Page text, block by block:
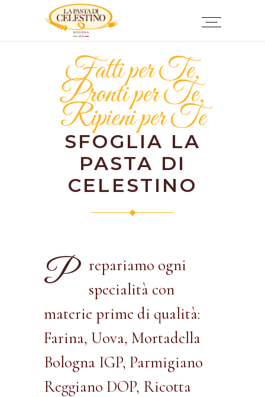
Fatti per Te,
Pronti per Te,
Ripieni per Te
SFOGLIA LA
PASTA DI
CELESTINO
P
repariamo ogni
specialità con
materie prime di qualità:
Farina, Uova, Mortadella
Bologna IGP, Parmigiano
Reggiano DOP, Ricotta